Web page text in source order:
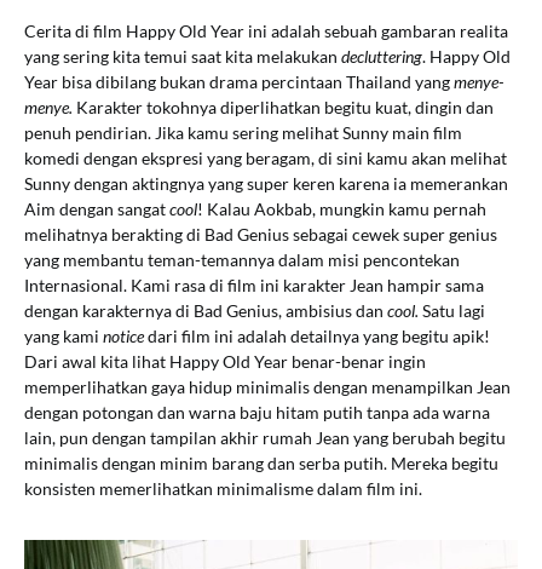
Cerita di film Happy Old Year ini adalah sebuah gambaran realita
yang sering kita temui saat kita melakukan decluttering. Happy Old
Year bisa dibilang bukan drama percintaan Thailand yangmenye-
menye. Karakter tokohnya diperlihatkan begitu kuat, dingin dan
penuh pendirian. Jika kamu sering melihat Sunny main film
komedi dengan ekspresi yang beragam, di sini kamu akan melihat
Sunny dengan aktingnya yang super keren karena ia memerankan
Aim dengan sangatcool! Kalau Aokbab, mungkin kamu pernah
melihatnya berakting di Bad Genius sebagai cewek super genius
yang membantu teman-temannya dalam misi pencontekan
Internasional. Kami rasa di film ini karakter Jean hampir sama
dengan karakternya di Bad Genius, ambisius dan cool. Satu lagi
yang kami noticedari film ini adalah detailnya yang begitu apik!
Dari awal kita lihat Happy Old Year benar-benar ingin
memperlihatkan gaya hidup minimalis dengan menampilkan Jean
dengan potongan dan warna baju hitam putih tanpa ada warna
lain, pun dengan tampilan akhir rumah Jean yang berubah begitu
minimalis dengan minim barang dan serba putih. Mereka begitu
konsisten memerlihatkan minimalisme dalam film ini.